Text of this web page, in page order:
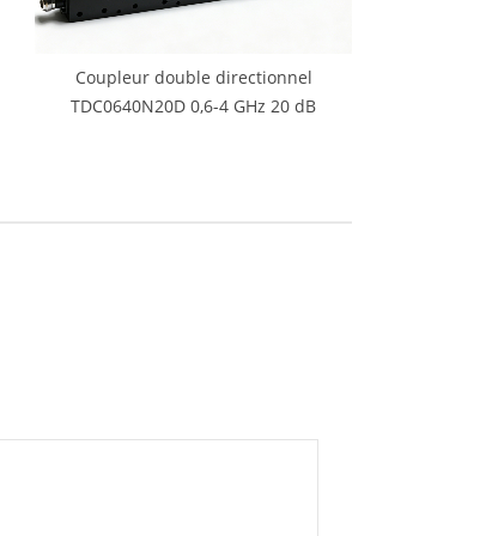
Coupleur double directionnel
TDC0640N20D 0,6-4 GHz 20 dB